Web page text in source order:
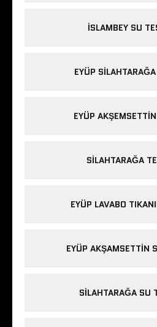
İSLAMBEY SU
EYÜP
EYÜP
SILAHTARAĞA
EYÜP LAVABO
EYÜP AKŞAMSETTIN
SILAHTARAĞA SU